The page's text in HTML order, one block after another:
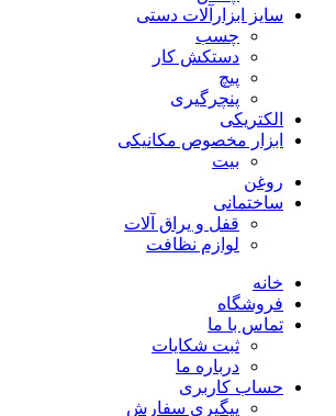
سایز ابزارآلات دستی
چسب
دستکش کار
پیچ
پنچرگیری
الکتریکی
ابزار مخصوص مکانیکی
بیت
روغن
ساختمانی
قفل و یراق آلات
لوازم نظافت
خانه
فروشگاه
تماس با ما
ثبت شکایات
درباره ما
حساب کاربری
پیگیری سفارش